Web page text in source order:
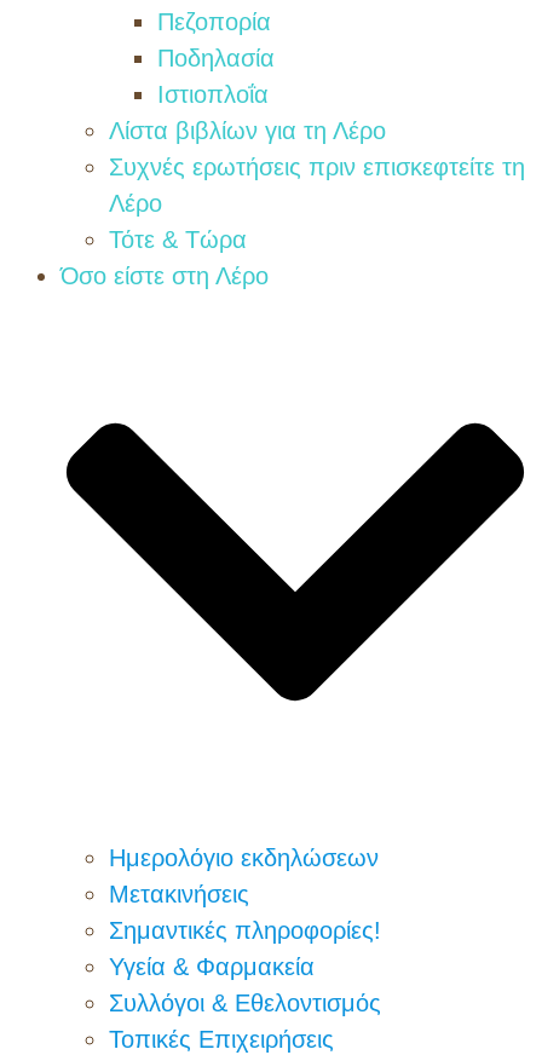
Πεζοπορία
Ποδηλασία
Ιστιοπλοΐα
Λίστα βιβλίων για τη Λέρο
Συχνές ερωτήσεις πριν επισκεφτείτε τη
Λέρο
Τότε & Τώρα
Όσο είστε στη Λέρο
Ημερολόγιο εκδηλώσεων
Μετακινήσεις
Σημαντικές πληροφορίες!
Υγεία & Φαρμακεία
Συλλόγοι & Εθελοντισμός
Τοπικές Επιχειρήσεις